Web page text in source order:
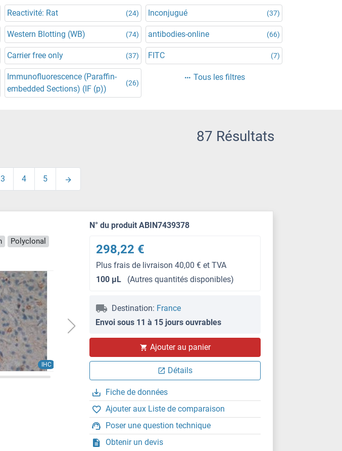
Reactivité: Rat (24) Inconjugué (37)
Western Blotting (WB) (74) antibodies-online (66)
Carrier free only (37) FITC (7)
Immunofluorescence (Paraffin-
embedded Sections) (IF (p))
(26)
Tous les filtres
87 Résultats
3 4 5
Polyclonal
IHC
WB
N° du produit ABIN7439378
298,22 €
Plus frais de livraison 40,00 € et TVA
100 μL
(Autres quantités disponibles)
Destination: France
Envoi sous 11 à 15 jours ouvrables
Ajouter au panier
Détails
Fiche de données
Ajouter aux Liste de comparaison
Poser une question technique
Obtenir un devis